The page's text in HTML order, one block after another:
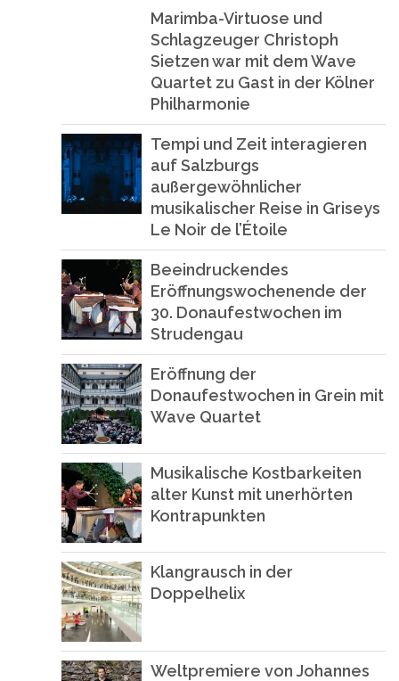
Marimba-Virtuose und
Schlagzeuger Christoph
Sietzen war mit dem Wave
Quartet zu Gast in der Kölner
Philharmonie
Tempi und Zeit interagieren
auf Salzburgs
außergewöhnlicher
musikalischer Reise in Griseys
Le Noir de l’Étoile
Beeindruckendes
Eröffnungswochenende der
30. Donaufestwochen im
Strudengau
Eröffnung der
Donaufestwochen in Grein mit
Wave Quartet
Musikalische Kostbarkeiten
alter Kunst mit unerhörten
Kontrapunkten
Klangrausch in der
Doppelhelix
Weltpremiere von Johannes